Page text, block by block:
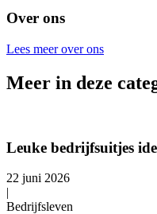
Over ons
Lees meer over ons
Meer in deze
Leuke bedrijfsuitjes
22 juni 2026
|
Bedrijfsleven